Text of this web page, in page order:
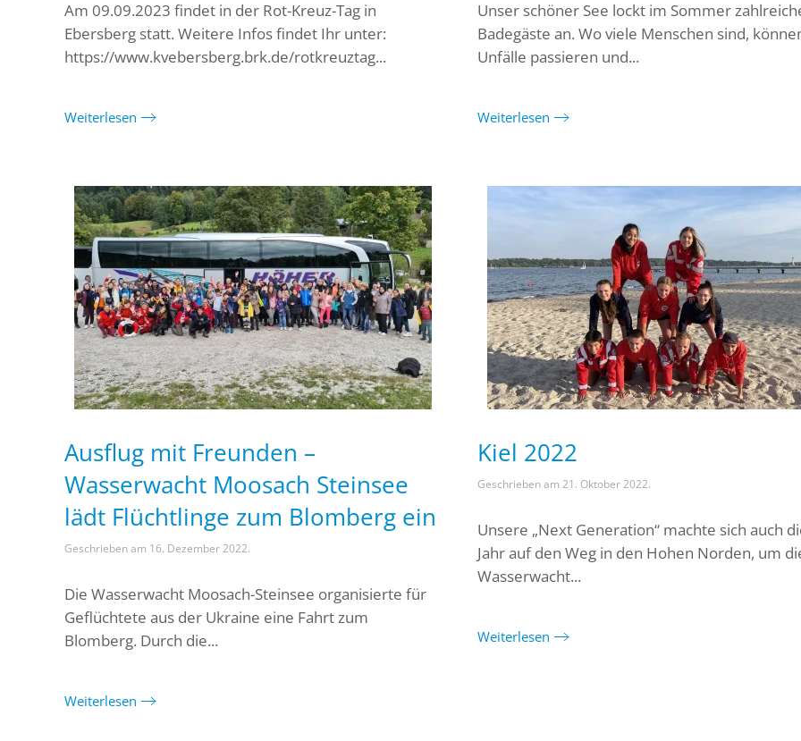
Am 09.09.2023 findet in der Rot-Kreuz-Tag in
Ebersberg statt. Weitere Infos findet Ihr unter:
https://www.kvebersberg.brk.de/rotkreuztag...
Weiterlesen
Unser schöner See lockt im Sommer
Badegäste an. Wo viele Menschen sind,
Unfälle passieren und...
Weiterlesen
Ausflug mit Freunden –
Wasserwacht Moosach Steinsee
lädt Flüchtlinge zum Blomberg ein
Geschrieben am 16. Dezember 2022.
Die Wasserwacht Moosach-Steinsee organisierte für
Geflüchtete aus der Ukraine eine Fahrt zum
Blomberg. Durch die...
Weiterlesen
Kiel 2022
Geschrieben am 21. Oktober 2022.
Unsere „Next Generation“ machte sich auch
Jahr auf den Weg in den Hohen Norden, um
Wasserwacht...
Weiterlesen